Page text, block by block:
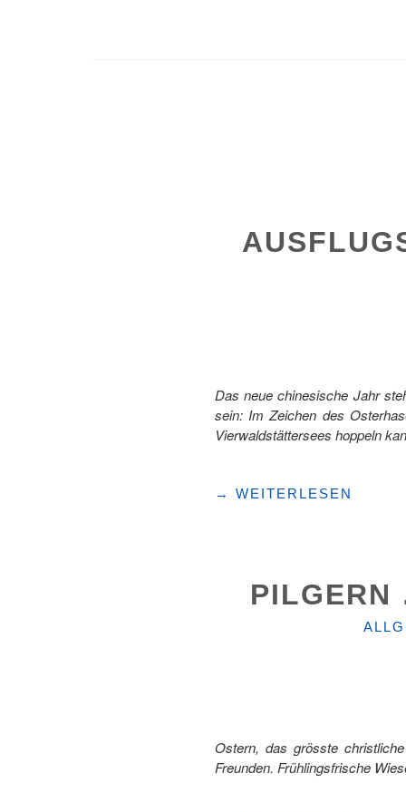
Das neue chinesische Jahr
sein: Im Zeichen des
Vierwaldstättersees hoppeln
"AUSFLUGSTIPPS
→ WEITERLESEN
PILGERN
Ostern, das grösste
Freunden. Frühlingsfrische